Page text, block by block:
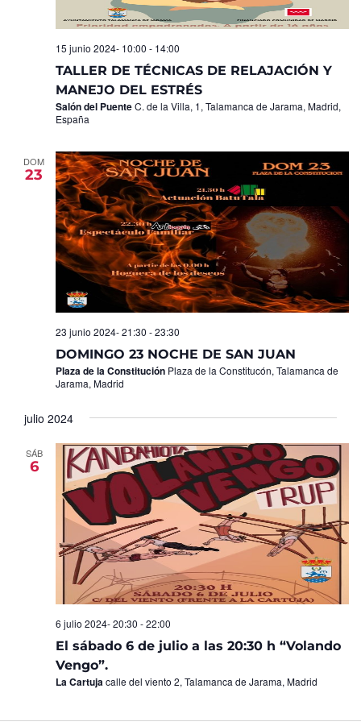
TALLER DE TÉCNICAS DE RELAJACIÓN Y
MANEJO DEL ESTRÉS
15 junio 2024- 10:00 - 14:00
Salón del PuenteC. de la Villa, 1, Talamanca de Jarama, Madrid,
España
DOM
23
DOMINGO 23 NOCHE DE SAN JUAN
23 junio 2024- 21:30 -23:30
Plaza de la Constitución Plaza de la Constitucón, Talamanca de
Jarama, Madrid
julio 2024
SÁB
6
El sábado 6 de julio a las 20:30 h “Volando
Vengo”.
6 julio 2024- 20:30 -22:00
La Cartujacalle del viento 2, Talamanca de Jarama, Madrid